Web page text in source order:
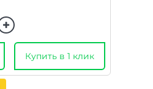
Купить в 1 клик